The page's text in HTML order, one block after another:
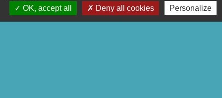
1 Rue Yves Le Calvé
56160 Séglien - FRANCE
OK, accept all
Deny all cookies Personalize